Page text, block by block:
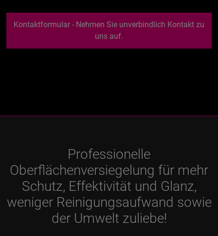
Kontaktformular - Nehmen Sie unverbindlich Kontakt zu
uns auf.
Professionelle
Oberflächenversiegelung für mehr
Schutz, Effektivität und Glanz,
weniger Reinigungsaufwand sowie
der Umwelt zuliebe!